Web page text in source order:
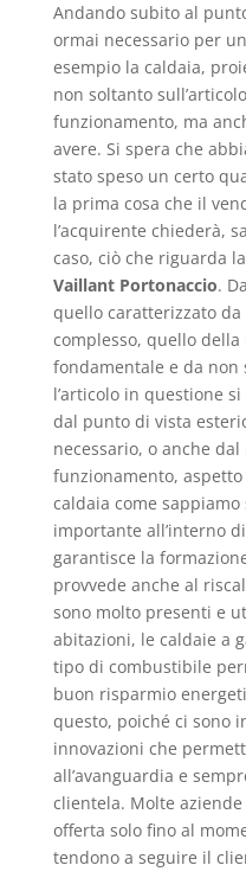
Andando subito al
ormai necessario per
esempio la caldaia,
non soltanto
funzionamento, ma
avere. Si spera che
stato speso un certo
la prima cosa che il
l’acquirente chiederà,
caso, ciò che riguarda la
Vaillant Portonaccio.
quello caratterizzato
complesso, quello
fondamentale e da non
l’articolo in questione
dal punto di vista
necessario, o anche
funzionamento,
caldaia come
importante all’interno
garantisce la
provvede anche al
sono molto presenti e
abitazioni, le caldaie a
tipo di combustibile
buon risparmio
questo, poiché ci sono
innovazioni che
all’avanguardia e
clientela. Molte
offerta solo fino al
tendono a seguire il